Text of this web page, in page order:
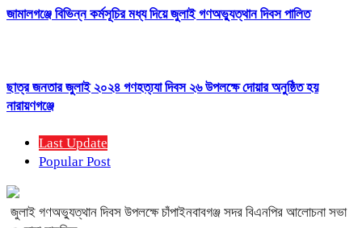
জামালগঞ্জে বিভিন্ন কর্মসূচির মধ্য দিয়ে জুলাই গণঅভ্যুত্থান দিবস পালিত
ছাত্র জনতার জুলাই ২০২৪ গণহত্য্যা দিবস ২৬ উপলক্ষে দোয়ার অনুষ্ঠিত হয়
নারায়ণগঞ্জে
Last Update
Popular Post
জুলাই গণঅভ্যুত্থান দিবস উপলক্ষে চাঁপাইনবাবগঞ্জ সদর বিএনপির আলোচনা সভা